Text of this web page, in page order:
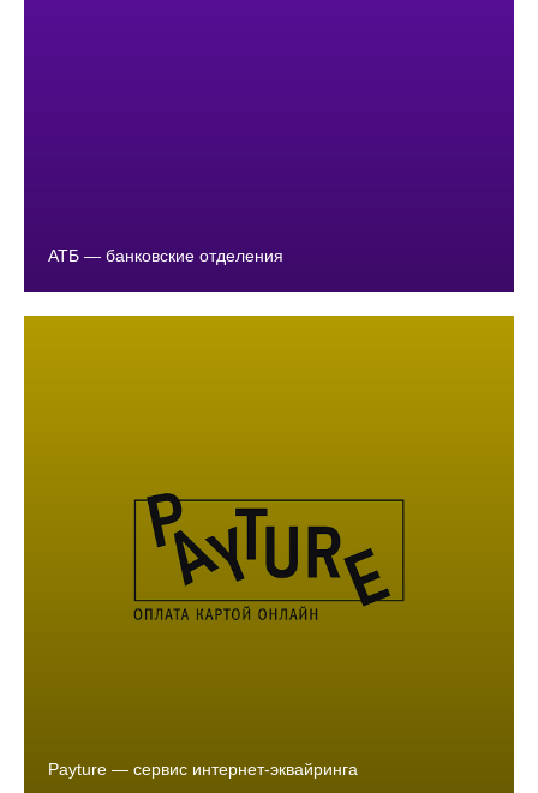
АТБ — банковские отделения
Payture — сервис интернет-эквайринга